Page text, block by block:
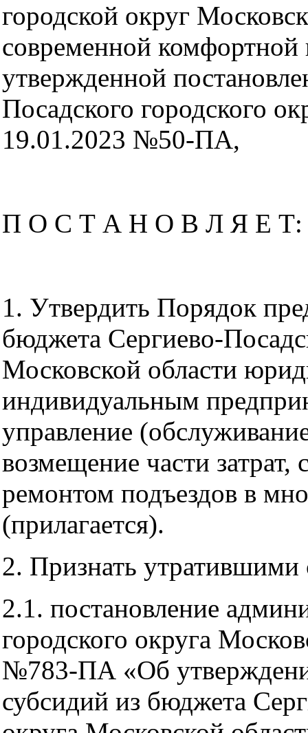
городской округ
современной комфортной
утвержденной
Посадского городского
19.01.2023 №50-ПА,
П О С Т А Н О В Л Я Е Т:
1. Утвердить Порядок
бюджета Сергиево-
Московской области
индивидуальным
управление
возмещение части
ремонтом подъездов в
(прилагается).
2. Признать утратившими
2.1. постановление
городского округа
№783-ПА «Об
субсидий из бюджета